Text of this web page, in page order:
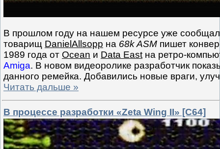
В прошлом году на нашем ресурсе уже
товарищ DanielAllsopp на 68k ASM пишет
1989 года от Ocean и Data Eastна ретро-
Amiga. В новом видеоролике разработчик
данного ремейка. Добавились новые враги,
Читать дальше »
В процессе разработки «Zeta Wing II» [C64]